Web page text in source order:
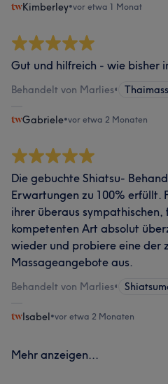
Kimberley•vor etwa 1 Monat
Gut und hilfreich - wie bisher
Behandelt von Marlies•
Gabriele•vor etwa 2 Monaten
Die gebuchte Shiatsu-
Erwartungen zu 100% erfüllt.
ihrer überaus sympathischen,
kompetenten Art absolut
wieder und probiere eine der
Massageangebote aus.
Behandelt von Marlies•
Isabel•vor etwa 2 Monaten
Mehr anzeigen...